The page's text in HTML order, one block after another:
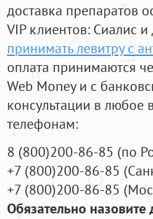
доставка препаратов
VIP клиентов: Сиалис
принимать левитру с
оплата принимаются
Web Money и с
консультации в любое
телефонам:
8 (800)200-86-85 (по
+7 (800)200-86-85 (
+7 (800)200-86-85 (
Обязательно